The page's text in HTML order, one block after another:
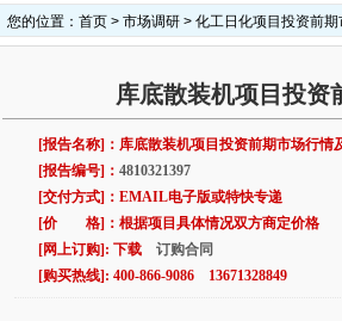
您的位置： 首页> 市场调研> 化工日化项目投资前
库底散装机项目投资
[报告名称]：库底散装机项目投资前期市场行情
[报告编号]： 4810321397
[交付方式]：EMAIL电子版或特快专递
[价 格]：根据项目具体情况双方商定价格
[网上订购]: 下载 订购合同
[购买热线]: 400-866-9086 13671328849